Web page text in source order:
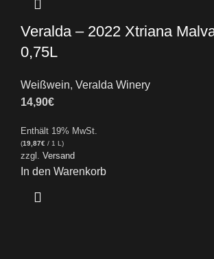
Veralda – 2022 Xtriana
0,75L
Weißwein, Veralda Winery
14,90€
Enthält 19% MwSt.
(19,87€ / 1 L)
zzgl. Versand
In den Warenkorb